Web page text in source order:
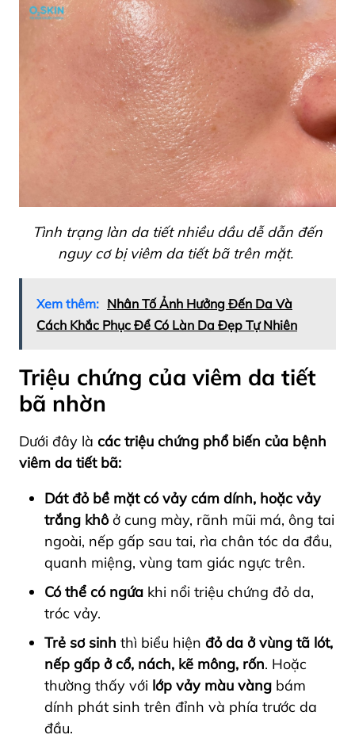
Tình trạng làn da tiết nhiều dầu dễ dẫn đến
nguy cơ bị viêm da tiết bã trên mặt.
Xem thêm: Nhân Tố Ảnh Hưởng Đến Da Và
Cách Khắc Phục Để Có Làn Da Đẹp Tự Nhiên
Triệu chứng của viêm da tiết
bã nhờn
Dưới đây là các triệu chứng phổ biến của bệnh
viêm da tiết bã:
Dát đỏ bề mặt có vảy cám dính, hoặc vảy
trắng khôở cung mày, rãnh mũi má, ông tai
ngoài, nếp gấp sau tai, rìa chân tóc da đầu,
quanh miệng, vùng tam giác ngực trên.
Có thể có ngứa khi nổi triệu chứng đỏ da,
tróc vảy.
Trẻ sơ sinh thì biểu hiện đỏ da ở vùng tã lót,
nếp gấp ở cổ, nách, kẽ mông, rốn. Hoặc
thường thấy với lớp vảy màu vàng bám
dính phát sinh trên đỉnh và phía trước da
đầu.